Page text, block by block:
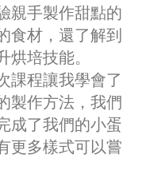
親手製作甜點的
食材，還了解到
烘培技能。
課程讓我學會了
製作方法，我們
成了我們的小蛋
更多樣式可以嘗